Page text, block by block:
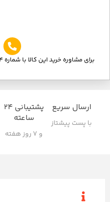
برای مشاوره خرید این کالا با شماره 09112105074 تماس بگیرید.
ارسال سریع
با پست پیشتاز
پشتیبانی ۲۴
ساعته
و ۷ روز هفته